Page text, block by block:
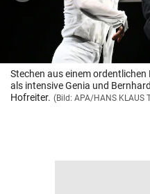
Stechen aus einem
als intensive Genia und
Hofreiter. (Bild: APA/HANS KLAUS